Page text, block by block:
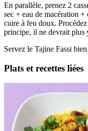
En parallèle, prenez 2
sec + eau de macération
cuire à feu doux.
principe, il ne devrait plus
Servez le Tajine Fassi
Plats et recettes liées